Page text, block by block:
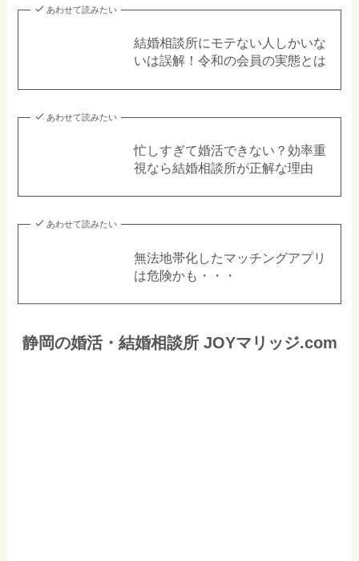
あわせて読みたい
結婚相談所にモテない人しかいな
いは誤解！令和の会員の実態とは
あわせて読みたい
忙しすぎて婚活できない？効率重
視なら結婚相談所が正解な理由
あわせて読みたい
無法地帯化したマッチングアプリ
は危険かも・・・
静岡の婚活・結婚相談所 JOYマリッジ.com